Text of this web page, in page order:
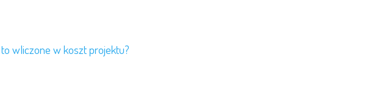
wliczone w koszt projektu?